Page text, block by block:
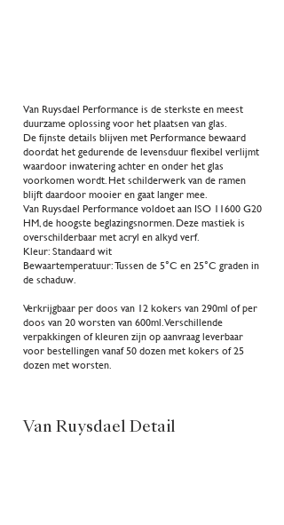
Van Ruysdael Performance is de sterkste en meest
duurzame oplossing voor het plaatsen van glas.
De fijnste details blijven met Performance bewaard
doordat het gedurende de levensduur flexibel verlijmt
waardoor inwatering achter en onder het glas
voorkomen wordt. Het schilderwerk van de ramen
blijft daardoor mooier en gaat langer mee.
Van Ruysdael Performance voldoet aan ISO 11600 G20
HM, de hoogste beglazingsnormen. Deze mastiek is
overschilderbaar met acryl en alkyd verf.
Kleur: Standaard wit
Bewaartemperatuur: Tussen de 5°C en 25°C graden in
de schaduw.
Verkrijgbaar per doos van 12 kokers van 290ml of per
doos van 20 worsten van 600ml. Verschillende
verpakkingen of kleuren zijn op aanvraag leverbaar
voor bestellingen vanaf 50 dozen met kokers of 25
dozen met worsten.
Van Ruysdael Detail